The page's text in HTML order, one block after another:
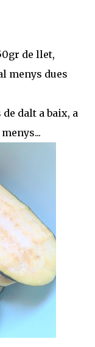
de llet,
menys dues
dalt a baix, a